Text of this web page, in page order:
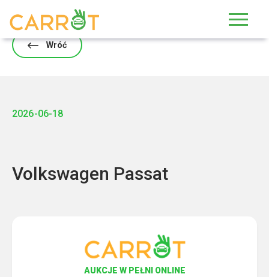
Wróć
2026-06-18
Volkswagen Passat
AUKCJE W PEŁNI ONLINE